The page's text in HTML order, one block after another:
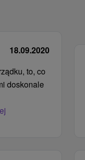
18.09.2020
to, co
doskonale